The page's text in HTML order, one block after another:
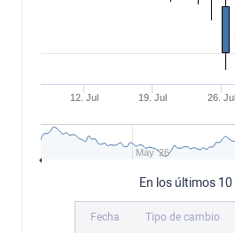
12. Jul 19. Jul 26. Jul
May '26
En los últimos
Fecha Tipo de cambio